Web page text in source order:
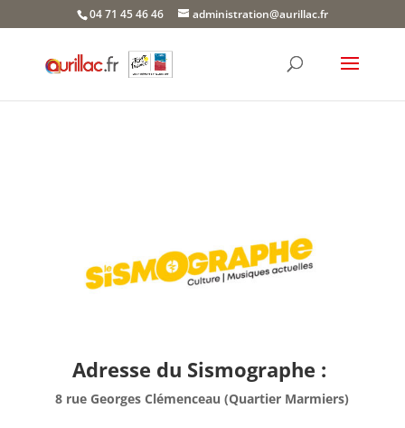
04 71 45 46 46 administration@aurillac.fr
Adresse du Sismographe :
8 rue Georges Clémenceau (Quartier Marmiers)